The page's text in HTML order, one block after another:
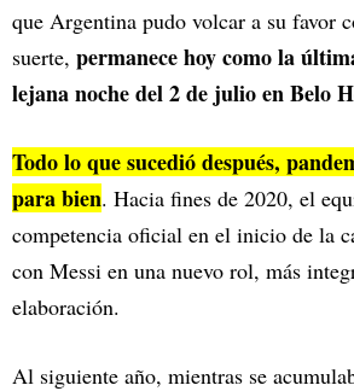
que Argentina pudo volcar a su favor
suerte, permanece hoy como la
lejana noche del 2 de julio en Belo
Todo lo que sucedió después,
para bien. Hacia fines de 2020, el
competencia oficial en el inicio de la
con Messi en una nuevo rol, más
elaboración.
Al siguiente año, mientras se